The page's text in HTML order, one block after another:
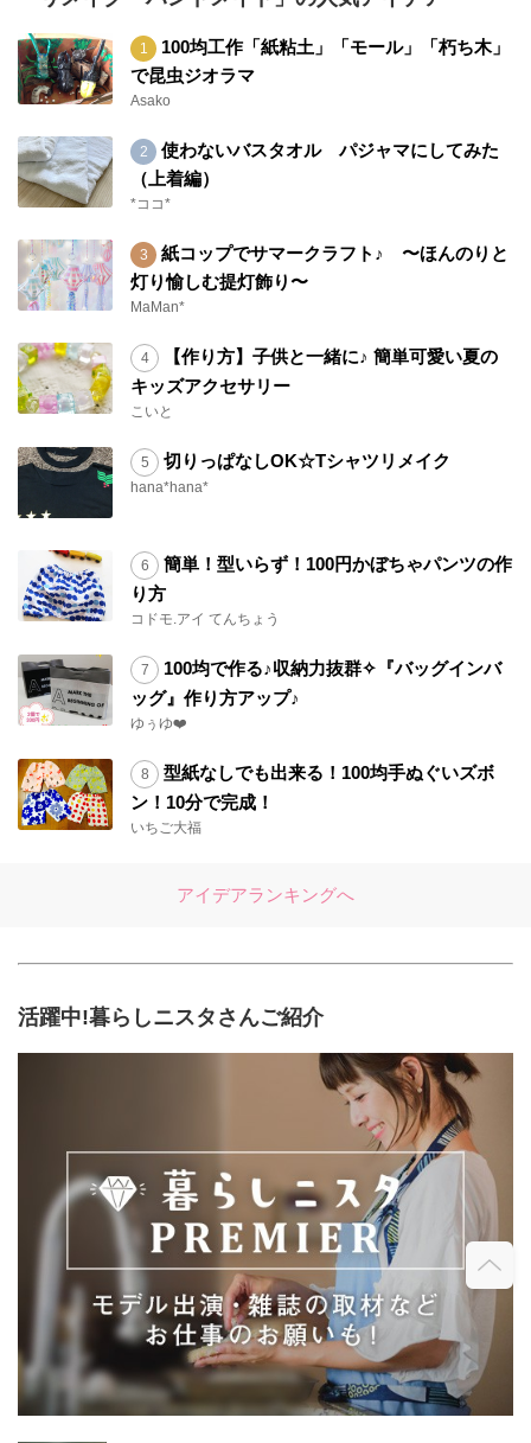
100均工作「紙粘土」「モール」「朽ち木」
で昆虫ジオラマ
Asako
使わないバスタオル パジャマにしてみた
（上着編）
*ココ*
紙コップでサマークラフト♪ 〜ほんのりと
灯り愉しむ提灯飾り〜
MaMan*
【作り方】子供と一緒に♪ 簡単可愛い夏の
キッズアクセサリー
こいと
切りっぱなしOK☆Tシャツリメイク
hana*hana*
簡単！型いらず！100円かぼちゃパンツの作
り方
コドモ.アイ てんちょう
100均で作る♪収納力抜群✧『バッグインバ
ッグ』作り方アップ♪
ゆぅゆ❤️
型紙なしでも出来る！100均手ぬぐいズボ
ン！10分で完成！
いちご大福
アイデアランキングへ
活躍中!暮らしニスタさんご紹介